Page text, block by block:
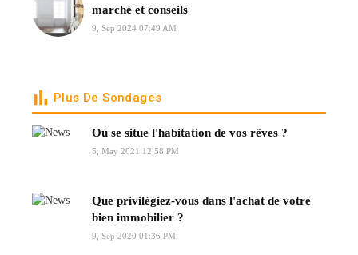
marché et conseils
9, Sep 2024 07:49 AM
Plus De Sondages
Où se situe l'habitation de vos rêves ?
5, May 2021 12:58 PM
Que privilégiez-vous dans l'achat de votre
bien immobilier ?
9, Sep 2020 01:36 PM